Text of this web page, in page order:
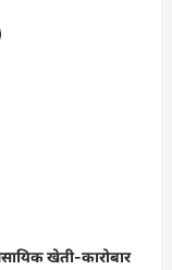
खेती-कारोबार